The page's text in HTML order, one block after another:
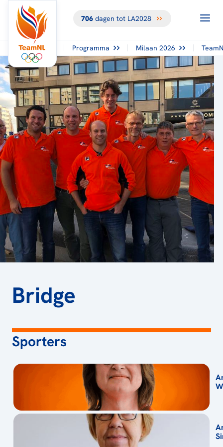
706dagen tot LA2028
Programma Milaan 2026
Bridge
TERUG NAAR
OVERZICHT
Sporters